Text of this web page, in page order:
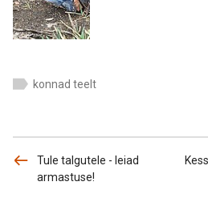
konnad teelt
Tule talgutele - leiad
armastuse!